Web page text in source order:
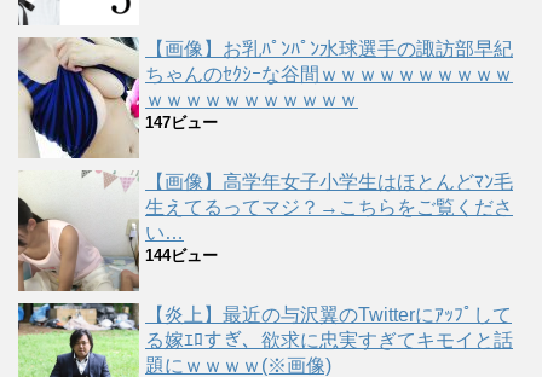
【画像】お乳ﾊﾟﾝﾊﾟﾝ水球選手の諏訪部早紀
ちゃんのｾｸｼｰな谷間ｗｗｗｗｗｗｗｗｗｗ
ｗｗｗｗｗｗｗｗｗｗｗ
147ビュー
【画像】高学年女子小学生はほとんどﾏﾝ毛
生えてるってマジ？→こちらをご覧くださ
い…
144ビュー
【炎上】最近の与沢翼のTwitterにｱｯﾌﾟして
る嫁ｴﾛすぎ、欲求に忠実すぎてキモイと話
題にｗｗｗｗ(※画像)